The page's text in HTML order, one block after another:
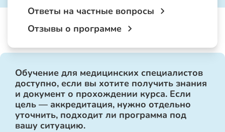
Ответы на частные вопросы
Отзывы о программе
Обучение для медицинских специалистов
доступно, если вы хотите получить знания
и документ о прохождении курса. Если
цель — аккредитация, нужно отдельно
уточнить, подходит ли программа под
вашу ситуацию.